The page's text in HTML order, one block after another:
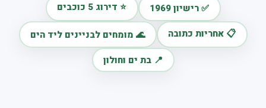
✅ רישיון 1969 ⭐ דירוג 5 כוכבים
📋 אחריות כתובה
🌊 מומחים לבניינים ליד הים
📍 בת ים וחולון